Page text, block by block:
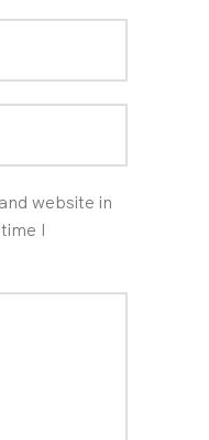
website in
I